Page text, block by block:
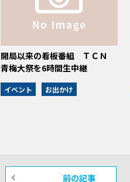
開局以来の看板番組 ＴＣＮ
青梅大祭を6時間生中継
イベント お出かけ
前の記事